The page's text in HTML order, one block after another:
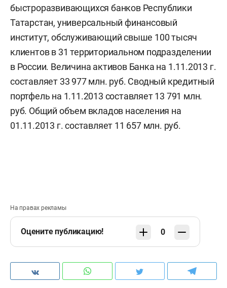
быстроразвивающихся банков Республики
Татарстан, универсальный финансовый
институт, обслуживающий свыше 100 тысяч
клиентов в 31 территориальном подразделении
в России. Величина активов Банка на 1.11.2013 г.
составляет 33 977 млн. руб. Сводный кредитный
портфель на 1.11.2013 составляет 13 791 млн.
руб. Общий объем вкладов населения на
01.11.2013 г. составляет 11 657 млн. руб.
На правах рекламы
Оцените публикацию! 0